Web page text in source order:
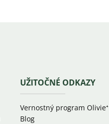
UŽITOČNÉ ODKAZY
Vernostný program Olivie⁺
Blog